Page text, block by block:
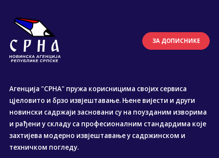
ЗА ДОПИСНИКЕ
Агенција "СРНА" пружа корисницима својих сервиса
цјеловито и брзо извјештавање. Њене вијести и други
новински садржаји засновани су на поузданим изворима
и рађени у складу са професионалним стандардима које
захтијева модерно извјештавање у садржинском и
техничком погледу.